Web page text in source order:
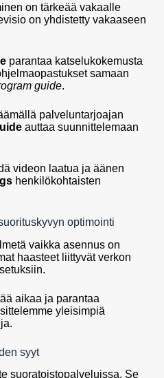
on tärkeää vakaalle
on yhdistetty vakaaseen
parantaa katselukokemusta
samaan
guide.
palveluntarjoajan
auttaa suunnittelemaan
videon laatua ja äänen
henkilökohtaisten
optimointi
vaikka asennus on
haasteet liittyvät verkon
aikaa ja parantaa
yleisimpiä
syyt
suoratoistopalveluissa. Se